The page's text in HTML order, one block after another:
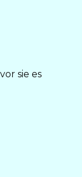
sie es